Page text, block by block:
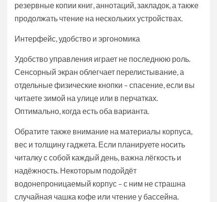
резервные копии книг, аннотаций, закладок, а также
продолжать чтение на нескольких устройствах.
Интерфейс, удобство и эргономика
Удобство управления играет не последнюю роль.
Сенсорный экран облегчает перелистывание, а
отдельные физические кнопки – спасение, если вы
читаете зимой на улице или в перчатках.
Оптимально, когда есть оба варианта.
Обратите также внимание на материалы корпуса,
вес и толщину гаджета. Если планируете носить
читалку с собой каждый день, важна лёгкость и
надёжность. Некоторым подойдёт
водонепроницаемый корпус – с ним не страшна
случайная чашка кофе или чтение у бассейна.